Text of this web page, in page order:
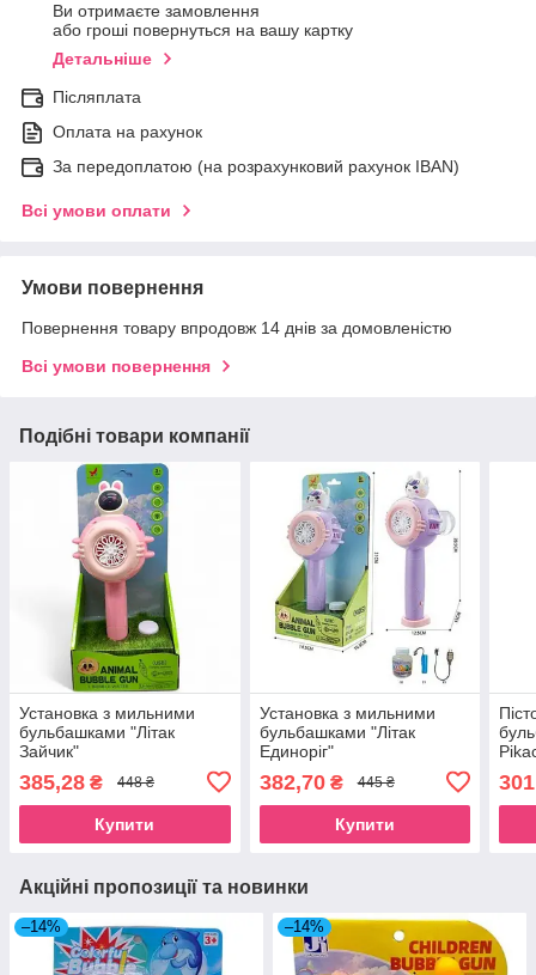
Ви отримаєте замовлення
або гроші повернуться на вашу картку
Детальніше
Післяплата
Оплата на рахунок
За передоплатою (на розрахунковий рахунок IBAN)
Всі умови оплати
Умови повернення
Повернення товару впродовж 14 днів за домовленістю
Всі умови повернення
Подібні товари компанії
Установка з мильними
бульбашками "Літак
Зайчик"
385,28 ₴ 448 ₴
Купити
Установка з мильними
бульбашками "Літак
Единоріг"
382,70₴ 445 ₴
Купити
301
Акційні пропозиції та новинки
–14% –14%